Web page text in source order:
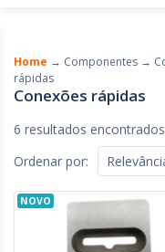
Home → Componentes →
rápidas
Conexões rápidas
6 resultados encontrados
Ordenar por:
NOVO